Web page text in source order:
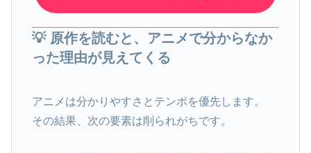
💡 原作を読むと、アニメで分からなか
った理由が見えてくる
アニメは分かりやすさとテンポを優先します。
その結果、次の要素は削られがちです。